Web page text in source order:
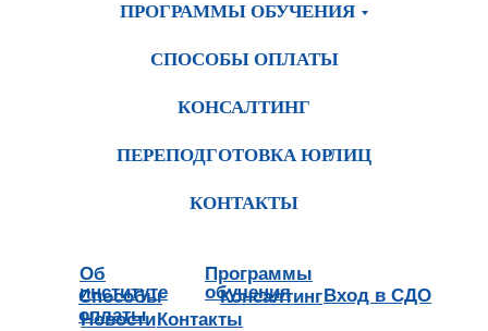
ПРОГРАММЫ ОБУЧЕНИЯ
СПОСОБЫ ОПЛАТЫ
КОНСАЛТИНГ
ПЕРЕПОДГОТОВКА ЮРЛИЦ
КОНТАКТЫ
Об
институте
Программы
обучения
Способы
оплаты
Консалтинг
Новости
Вход в СДО
Контакты